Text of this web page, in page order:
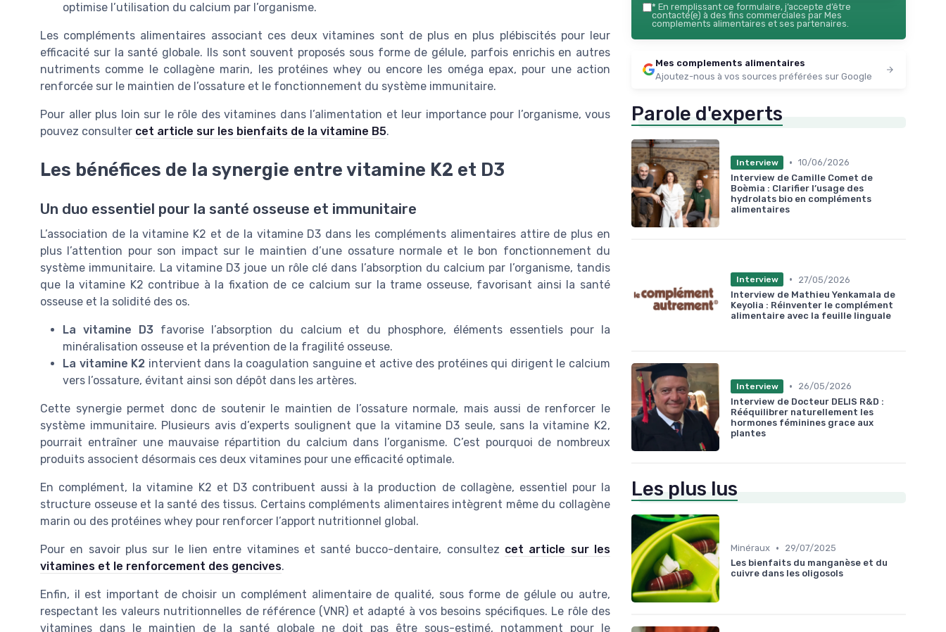
optimise l’utilisation du calcium par l’organisme.
Les compléments alimentaires associant ces deux vitamines sont de plus en plus plébiscités pour leur
efficacité sur la santé globale. Ils sont souvent proposés sous forme de gélule, parfois enrichis en autres
nutriments comme le collagène marin, les protéines whey ou encore les oméga epax, pour une action
renforcée sur le maintien de l’ossature et le fonctionnement du système immunitaire.
Pour aller plus loin sur le rôle des vitamines dans l’alimentation et leur importance pour l’organisme, vous
pouvez consulter cet article sur les bienfaits de la vitamine B5.
Les bénéfices de la synergie entre vitamine K2 et D3
Un duo essentiel pour la santé osseuse et immunitaire
L’association de la vitamine K2 et de la vitamine D3 dans les compléments alimentaires attire de plus en
plus l’attention pour son impact sur le maintien d’une ossature normale et le bon fonctionnement du
système immunitaire. La vitamine D3 joue un rôle clé dans l’absorption du calcium par l’organisme, tandis
que la vitamine K2 contribue à la fixation de ce calcium sur la trame osseuse, favorisant ainsi la santé
osseuse et la solidité des os.
La vitamine D3 favorise l’absorption du calcium et du phosphore, éléments essentiels pour la
minéralisation osseuse et la prévention de la fragilité osseuse.
La vitamine K2 intervient dans la coagulation sanguine et active des protéines qui dirigent le calcium
vers l’ossature, évitant ainsi son dépôt dans les artères.
Cette synergie permet donc de soutenir le maintien de l’ossature normale, mais aussi de renforcer le
système immunitaire. Plusieurs avis d’experts soulignent que la vitamine D3 seule, sans la vitamine K2,
pourrait entraîner une mauvaise répartition du calcium dans l’organisme. C’est pourquoi de nombreux
produits associent désormais ces deux vitamines pour une efficacité optimale.
En complément, la vitamine K2 et D3 contribuent aussi à la production de collagène, essentiel pour la
structure osseuse et la santé des tissus. Certains compléments alimentaires intègrent même du collagène
marin ou des protéines whey pour renforcer l’apport nutritionnel global.
Pour en savoir plus sur le lien entre vitamines et santé bucco-dentaire, consultez cet article sur les
vitamines et le renforcement des gencives.
Enfin, il est important de choisir un complément alimentaire de qualité, sous forme de gélule ou autre,
respectant les valeurs nutritionnelles de référence (VNR) et adapté à vos besoins spécifiques. Le rôle des
vitamines dans le maintien de la santé globale ne doit pas être sous-estimé, notamment pour le
* En remplissant ce formulaire, j’accepte d’être
contacté(e) à des fins commerciales par Mes
complements alimentaires et ses partenaires.
Mes complements alimentaires
Ajoutez-nous à vos sources préférées sur Google
Parole d'experts
Interview • 10/06/2026
Interview de Camille Comet de
Boèmia : Clarifier l’usage des
hydrolats bio en compléments
alimentaires
Interview •
27/05/2026
Interview de Mathieu Yenkamala de
Keyolia : Réinventer le complément
alimentaire avec la feuille linguale
Interview •
26/05/2026
Interview de Docteur DELIS R&D :
Rééquilibrer naturellement les
hormones féminines grace aux
plantes
Les plus lus
Minéraux •
29/07/2025
Les bienfaits du manganèse et du
cuivre dans les oligosols